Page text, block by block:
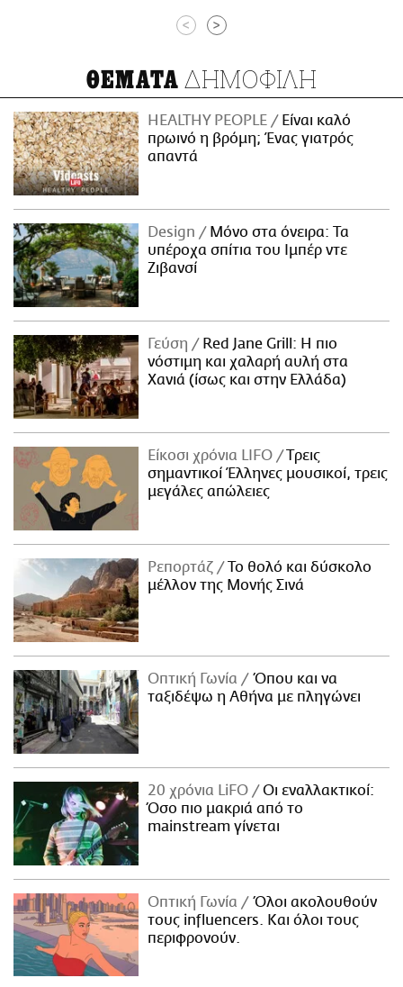
< >
ΘΕΜΑΤΑ ΔΗΜΟΦΙΛΗ
HEALTHY PEOPLE
Είναι καλό
πρωινό η βρόμη; Ένας γιατρός
απαντά
Design
Μόνο στα όνειρα: Τα
υπέροχα σπίτια του Ιμπέρ ντε
Ζιβανσί
Γεύση
Red Jane Grill: Η πιο
νόστιμη και χαλαρή αυλή στα
Χανιά (ίσως και στην Ελλάδα)
Είκοσι χρόνια LIFO
Tρεις
σημαντικοί Έλληνες μουσικοί, τρεις
μεγάλες απώλειες
Ρεπορτάζ
Το θολό και δύσκολο
μέλλον της Μονής Σινά
Οπτική Γωνία
Όπου και να
ταξιδέψω η Αθήνα με πληγώνει
20 χρόνια LiFO
Οι εναλλακτικοί:
Όσο πιο μακριά από το
mainstream γίνεται
Οπτική Γωνία
Όλοι ακολουθούν
τους influencers. Και όλοι τους
περιφρονούν.